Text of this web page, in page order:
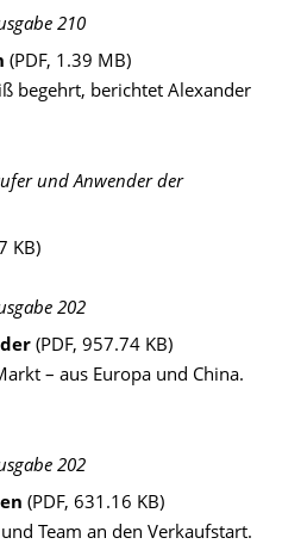
BÜHNE
210
(PDF, 1.39 MB)
begehrt, berichtet Alexander
und Anwender der
KB)
202
(PDF, 957.74 KB)
– aus Europa und China.
202
(PDF, 631.16 KB)
Team an den Verkaufstart.